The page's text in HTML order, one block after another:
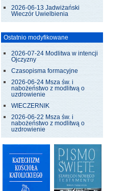
2026-06-13 Jadwiżański
Wieczór Uwielbienia
Ostatnio modyfikowane
2026-07-24 Modlitwa w intencji
Ojczyzny
Czasopisma formacyjne
2026-06-24 Msza św. i
nabożeństwo z modlitwą o
uzdrowienie
WIECZERNIK
2026-06-22 Msza św. i
nabożeństwo z modlitwą o
uzdrowienie